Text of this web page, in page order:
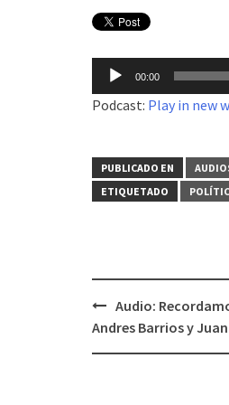
Reproductor
de
audio
00:00
Podcast: Play in new
PUBLICADO EN
ETIQUETADO
Navegación
Audio:
Andres Barrios y